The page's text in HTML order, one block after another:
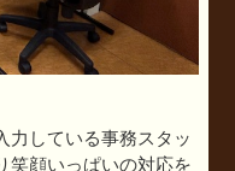
力している事務スタッ
笑顔いっぱいの対応を